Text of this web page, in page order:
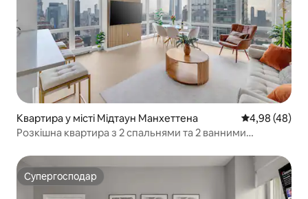
Квартира у місті Мідтаун Манхеттена Середня
4,98 (48)
Розкішна квартира з 2 спальнями та 2 ванними
Супергосподар
Супергосподар